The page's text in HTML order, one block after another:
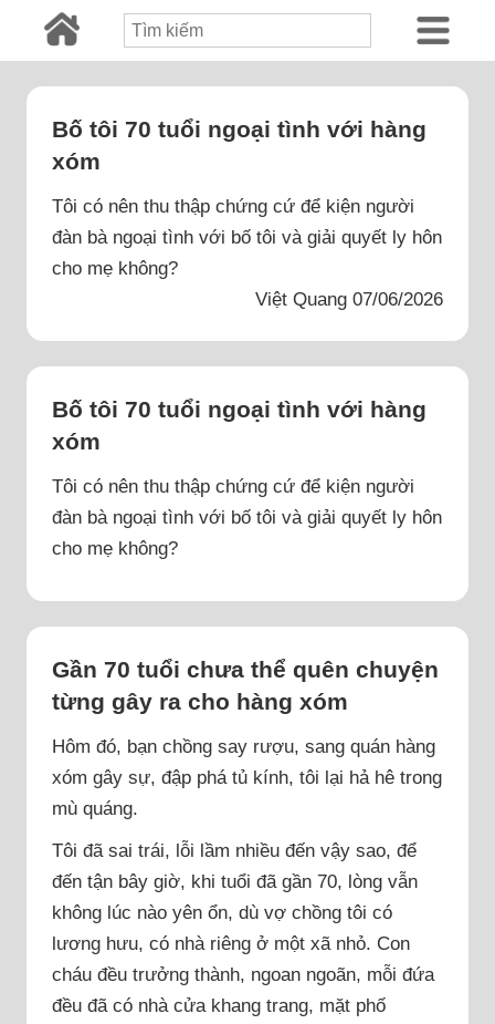
Bố tôi 70 tuổi ngoại tình với hàng
xóm
Tôi có nên thu thập chứng cứ để kiện người
đàn bà ngoại tình với bố tôi và giải quyết ly hôn
cho mẹ không?
Việt Quang 07/06/2026
Bố tôi 70 tuổi ngoại tình với hàng
xóm
Tôi có nên thu thập chứng cứ để kiện người
đàn bà ngoại tình với bố tôi và giải quyết ly hôn
cho mẹ không?
Gần 70 tuổi chưa thể quên chuyện
từng gây ra cho hàng xóm
Hôm đó, bạn chồng say rượu, sang quán hàng
xóm gây sự, đập phá tủ kính, tôi lại hả hê trong
mù quáng.
Tôi đã sai trái, lỗi lầm nhiều đến vậy sao, để
đến tận bây giờ, khi tuổi đã gần 70, lòng vẫn
không lúc nào yên ổn, dù vợ chồng tôi có
lương hưu, có nhà riêng ở một xã nhỏ. Con
cháu đều trưởng thành, ngoan ngoãn, mỗi đứa
đều đã có nhà cửa khang trang, mặt phố